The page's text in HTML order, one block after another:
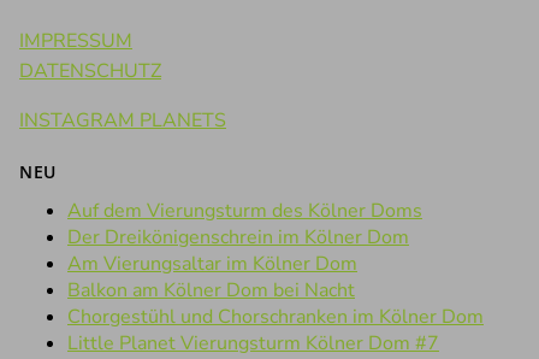
IMPRESSUM
DATENSCHUTZ
INSTAGRAM PLANETS
NEU
Auf dem Vierungsturm des Kölner Doms
Der Dreikönigenschrein im Kölner Dom
Am Vierungsaltar im Kölner Dom
Balkon am Kölner Dom bei Nacht
Chorgestühl und Chorschranken im Kölner Dom
Little Planet Vierungsturm Kölner Dom #7